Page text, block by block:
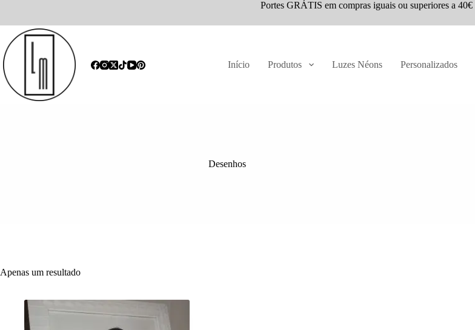
Portes GRÁTIS em compras iguais ou superiores a 40€
Início Produtos Luzes Néons Personalizados
Desenhos
Apenas um resultado